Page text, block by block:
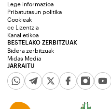
JARRAITU
Lege informazioa
Pribatutasun politika
Cookieak
cc Lizentzia
Kanal etikoa
BESTELAKO ZERBITZUAK
Bidera zerbitzuak
Midas Media